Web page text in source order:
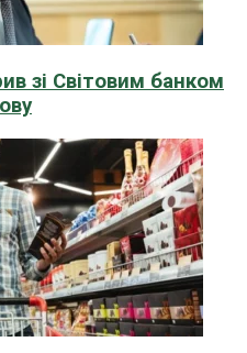
зі Світовим банком